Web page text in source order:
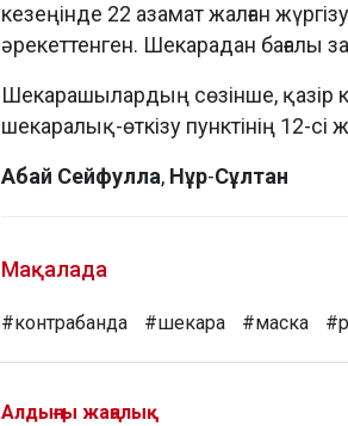
кезеңінде 22 азамат жалған
әрекеттенген. Шекарадан бағалы
Шекарашылардың сөзінше, қазір
шекаралық-өткізу пунктінің 12-сі
Абай Сейфулла, Нұр-Сұлтан
Мақалада
#контрабанда #шекара #маска
Алдыңғы жаңалық